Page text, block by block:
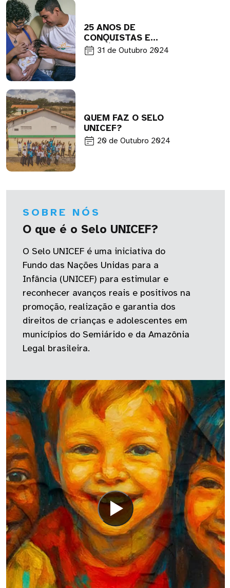
25 ANOS DE
CONǪUISTAS E
HISTÓRIAS
31 de Outubro 2024
QUEM FAZ O SELO
UNICEF?
20 de Outubro 2024
SOBRE NÓS
O que é o Selo UNICEF?
O Selo UNICEF é uma iniciativa do
Fundo das Nações Unidas para a
Infância (UNICEF) para estimular e
reconhecer avanços reais e positivos na
promoção, realização e garantia dos
direitos de crianças e adolescentes em
municípios do Semiárido e da Amazônia
Legal brasileira.